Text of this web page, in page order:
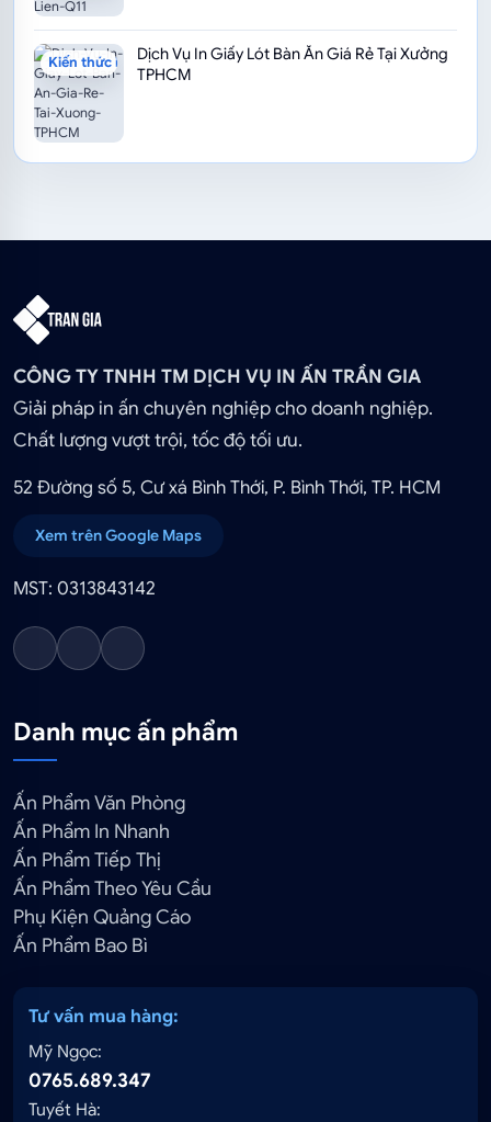
Kiến thức in ấnDịch Vụ In Giấy Lót Bàn Ăn Giá Rẻ Tại Xưởng
TPHCM
CÔNG TY TNHH TM DỊCH VỤ IN ẤN TRẦN GIA
Giải pháp in ấn chuyên nghiệp cho doanh nghiệp.
Chất lượng vượt trội, tốc độ tối ưu.
52 Đường số 5, Cư xá Bình Thới, P. Bình Thới, TP. HCM
Xem trên Google Maps
MST: 0313843142
Danh mục ấn phẩm
Ấn Phẩm Văn Phòng
Ấn Phẩm In Nhanh
Ấn Phẩm Tiếp Thị
Ấn Phẩm Theo Yêu Cầu
Phụ Kiện Quảng Cáo
Ấn Phẩm Bao Bì
Tư vấn mua hàng:
Mỹ Ngọc:
0765.689.347
Tuyết Hà: